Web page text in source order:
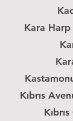
Kara Harp
Kıbrıs